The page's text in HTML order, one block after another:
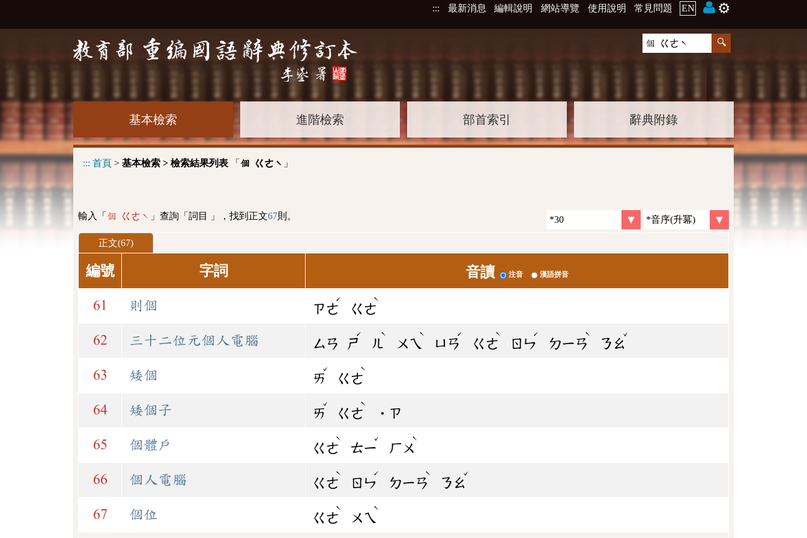
::: 最新消息 編輯說明 網站導覽 使用說明 常見問題 EN ⚙️
基本檢索 進階檢索 部首索引 辭典附錄
::: 首頁 > 基本檢索 > 檢索結果列表 「 個 ㄍㄜˋ 」
輸入「 個 ㄍㄜˋ 」查詢「詞目 」，找到正文67則。
正文(67)
編號 字詞 音讀 注音 漢語拼音
61 則個 ㄗㄜ
ˊ
ㄍㄜ
ˋ
62 三十二位元個人電腦 ㄙㄢ ㄕ
ˊ
ㄦ
ˋ
ㄨㄟ
ˋ
ㄩㄢ
ˊ
ㄍㄜ
ˋ
ㄖㄣ
ˊ
ㄉㄧㄢ
ˋ
ㄋㄠ
ˇ
63 矮個 ㄞ
ˇ
ㄍㄜ
ˋ
64 矮個子 ㄞ
ˇ
ㄍㄜ
ˋ
˙ㄗ
65 個體戶 ㄍㄜ
ˋ
ㄊㄧ
ˇ
ㄏㄨ
ˋ
66 個人電腦 ㄍㄜ
ˋ
ㄖㄣ
ˊ
ㄉㄧㄢ
ˋ
ㄋㄠ
ˇ
67 個位 ㄍㄜ
ˋ
ㄨㄟ
ˋ